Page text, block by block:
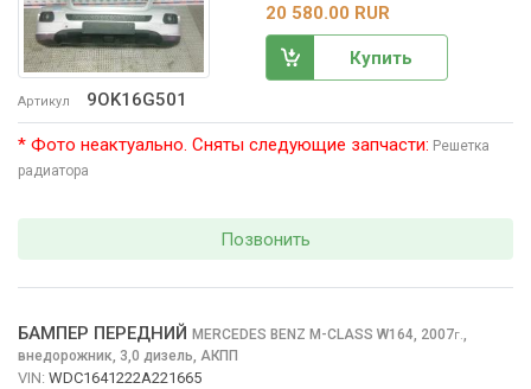
Артикул 9OK16G501
20 580.00 RUR
Купить
* Фото неактуально. Сняты следующие запчасти: Решетка
радиатора
Позвонить
БАМПЕР ПЕРЕДНИЙ MERCEDES BENZ M-CLASS W164, 2007г.
внедорожник, 3,0 дизель, АКПП
VIN: WDC1641222A221665